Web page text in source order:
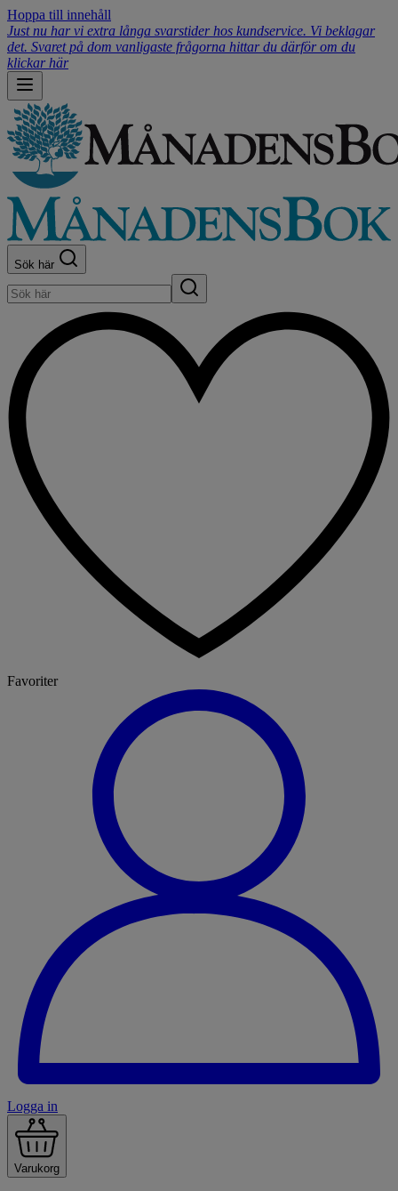
Hoppa till innehåll
Just nu har vi extra långa svarstider hos kundservice. Vi beklagar
det. Svaret på dom vanligaste frågorna hittar du därför om du
klickar här
Sök här
Favoriter
Logga in
Varukorg